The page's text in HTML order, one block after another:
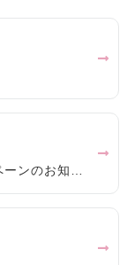
2026年8月1日～ホワイトニングキャンペーンのお知らせ